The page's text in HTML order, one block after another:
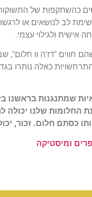
כהשתקפות של
שימת לב לנושאים או
אישית ולגילוי עצמי.
חווים "דז'ה וו חלום",
כאלה נותרו
שמתנגנות בראשנו
החלומות שלנו יכולה
כסתם חלום. זכור,